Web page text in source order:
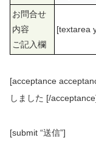
お問合せ
内容
ご記入欄
[textarea
[acceptance
しました [/
[submit “送信”]